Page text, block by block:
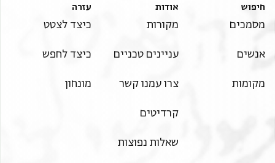
חיפוש
מסמכים
אנשים
מקומות
אודות
מקורות
עניינים טכניים
צרו עמנו קשר
קרדיטים
שאלות נפוצות
עזרה
כיצד לצטט
כיצד לחפש
מונחון